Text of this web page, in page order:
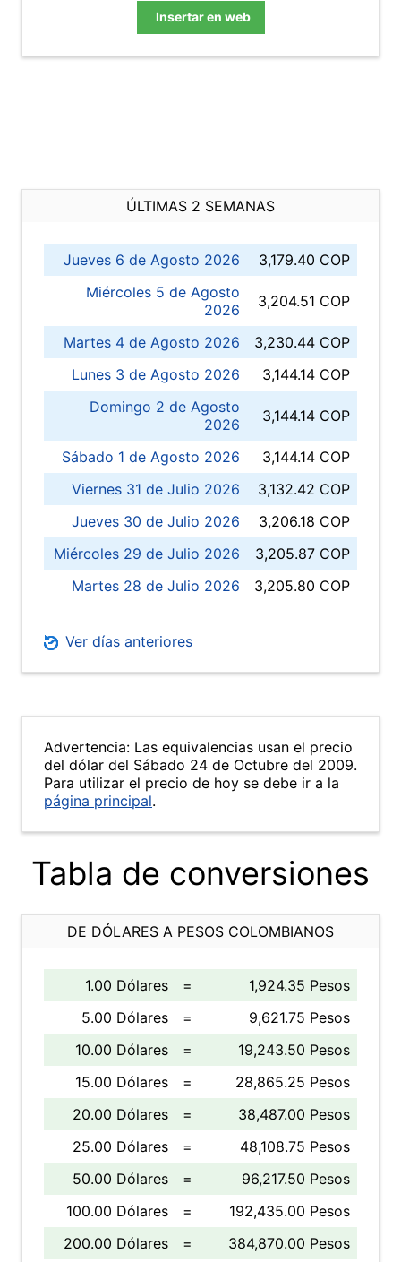
Insertar en web
ÚLTIMAS 2 SEMANAS
Jueves 6 de Agosto 2026
3,179.40 COP
Miércoles 5 de Agosto
2026
3,204.51 COP
Martes 4 de Agosto 2026
3,230.44 COP
Lunes 3 de Agosto 2026
3,144.14 COP
Domingo 2 de Agosto
2026
3,144.14 COP
Sábado 1 de Agosto 2026
3,144.14 COP
Viernes 31 de Julio 2026
3,132.42 COP
Jueves 30 de Julio 2026
3,206.18 COP
Miércoles 29 de Julio 2026
3,205.87 COP
Martes 28 de Julio 2026
3,205.80 COP
Ver días anteriores
Advertencia: Las equivalencias usan el precio
del dólar del Sábado 24 de Octubre del 2009.
Para utilizar el precio de hoy se debe ir a la
página principal.
Tabla de conversiones
DE DÓLARES A PESOS COLOMBIANOS
1.00 Dólares =
1,924.35 Pesos
5.00 Dólares
=
9,621.75 Pesos
10.00 Dólares
=
19,243.50 Pesos
15.00 Dólares
=
28,865.25 Pesos
20.00 Dólares
=
38,487.00 Pesos
25.00 Dólares
=
48,108.75 Pesos
50.00 Dólares
=
96,217.50 Pesos
100.00 Dólares
=
192,435.00 Pesos
200.00 Dólares
=
384,870.00 Pesos